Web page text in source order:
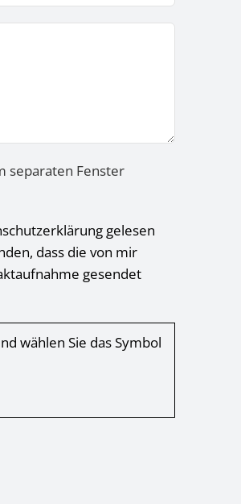
separaten Fenster
gelesen
dass die von mir
gesendet
wählen Sie das Symbol